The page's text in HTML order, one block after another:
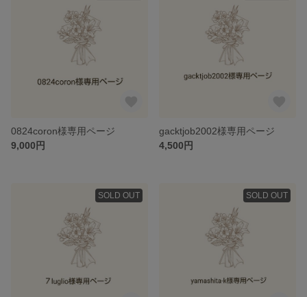
0824coron様専用ページ
9,000円
gacktjob2002様専用ページ
4,500円
SOLD OUT SOLD OUT